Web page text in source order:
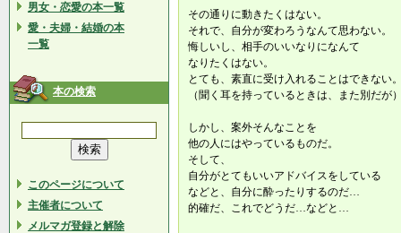
男女・恋愛の本一覧
愛・夫婦・結婚の本
一覧
本の検索
このページについて
主催者について
メルマガ登録と解除
その通りに動きたくはない。
それで、自分が変わろうなんて思わない。
悔しいし、相手のいいなりになんて
なりたくはない。
とても、素直に受け入れることはできない
（聞く耳を持っているときは、また別だが
しかし、案外そんなことを
他の人にはやっているものだ。
そして、
自分がとてもいいアドバイスをしている
などと、自分に酔ったりするのだ…
的確だ、これでどうだ…などと…